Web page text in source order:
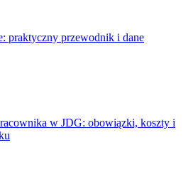
praktyczny przewodnik i dane
w JDG: obowiązki, koszty i